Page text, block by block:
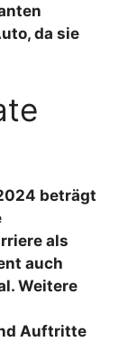
da sie
beträgt
als
auch
Weitere
Auftritte